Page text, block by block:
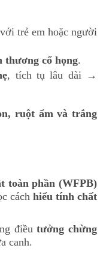
trẻ em hoặc người
thương cổ họng.
, tích tụ lâu dài →
ruột ẩm và trắng
toàn phần (WFPB)
cách hiểu tính chất
điềutưởng chừng
canh.